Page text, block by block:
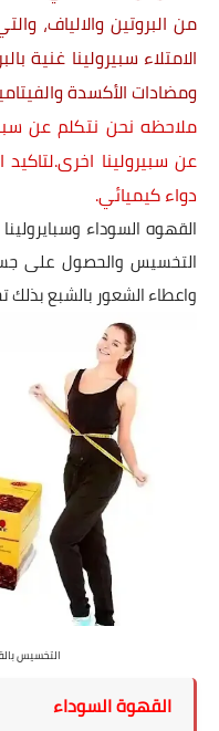
من البروتين والالياف،
الامتلاء سبيرولينا غنية
ومضادات الأكسدة
عن سبيرولينا
دواء كيميائي.
القهوه السوداء
التخسيس والحصول على
واعطاء الشعور بالشبع
التخسيس
القهوة السوداء